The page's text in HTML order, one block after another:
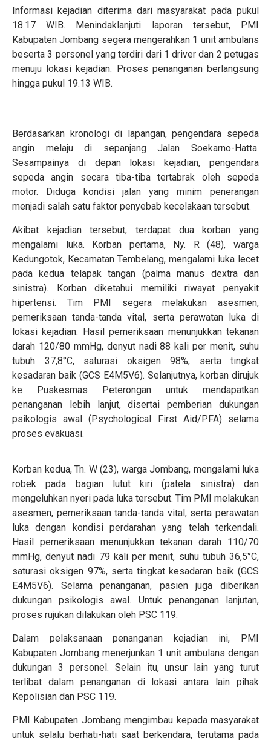
Informasi kejadian diterima dari masyarakat pada pukul
18.17 WIB. Menindaklanjuti laporan tersebut, PMI
Kabupaten Jombang segera mengerahkan 1 unit ambulans
beserta 3 personel yang terdiri dari 1 driver dan 2 petugas
menuju lokasi kejadian. Proses penanganan berlangsung
hingga pukul 19.13 WIB.
Berdasarkan kronologi di lapangan, pengendara sepeda
angin melaju di sepanjang Jalan Soekarno-Hatta.
Sesampainya di depan lokasi kejadian, pengendara
sepeda angin secara tiba-tiba tertabrak oleh sepeda
motor. Diduga kondisi jalan yang minim penerangan
menjadi salah satu faktor penyebab kecelakaan tersebut.
Akibat kejadian tersebut, terdapat dua korban yang
mengalami luka. Korban pertama, Ny. R (48), warga
Kedungotok, Kecamatan Tembelang, mengalami luka lecet
pada kedua telapak tangan (palma manus dextra dan
sinistra). Korban diketahui memiliki riwayat penyakit
hipertensi. Tim PMI segera melakukan asesmen,
pemeriksaan tanda-tanda vital, serta perawatan luka di
lokasi kejadian. Hasil pemeriksaan menunjukkan tekanan
darah 120/80 mmHg, denyut nadi 88 kali per menit, suhu
tubuh 37,8°C, saturasi oksigen 98%, serta tingkat
kesadaran baik (GCS E4M5V6). Selanjutnya, korban dirujuk
ke Puskesmas Peterongan untuk mendapatkan
penanganan lebih lanjut, disertai pemberian dukungan
psikologis awal (Psychological First Aid/PFA) selama
proses evakuasi.
Korban kedua, Tn. W (23), warga Jombang, mengalami luka
robek pada bagian lutut kiri (patela sinistra) dan
mengeluhkan nyeri pada luka tersebut. Tim PMI melakukan
asesmen, pemeriksaan tanda-tanda vital, serta perawatan
luka dengan kondisi perdarahan yang telah terkendali.
Hasil pemeriksaan menunjukkan tekanan darah 110/70
mmHg, denyut nadi 79 kali per menit, suhu tubuh 36,5°C,
saturasi oksigen 97%, serta tingkat kesadaran baik (GCS
E4M5V6). Selama penanganan, pasien juga diberikan
dukungan psikologis awal. Untuk penanganan lanjutan,
proses rujukan dilakukan oleh PSC 119.
Dalam pelaksanaan penanganan kejadian ini, PMI
Kabupaten Jombang menerjunkan 1 unit ambulans dengan
dukungan 3 personel. Selain itu, unsur lain yang turut
terlibat dalam penanganan di lokasi antara lain pihak
Kepolisian dan PSC 119.
PMI Kabupaten Jombang mengimbau kepada masyarakat
untuk selalu berhati-hati saat berkendara, terutama pada